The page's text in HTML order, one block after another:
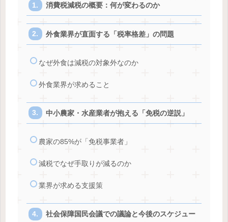
消費税減税の概要：何が変わるのか
外食業界が直面する「税率格差」の問題
なぜ外食は減税の対象外なのか
外食業界が求めること
中小農家・水産業者が抱える「免税の逆説」
農家の85%が「免税事業者」
減税でなぜ手取りが減るのか
業界が求める支援策
社会保障国民会議での議論と今後のスケジュー